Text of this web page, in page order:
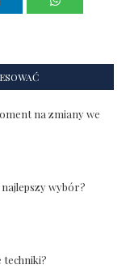
na zmiany we
wybór?
techniki?